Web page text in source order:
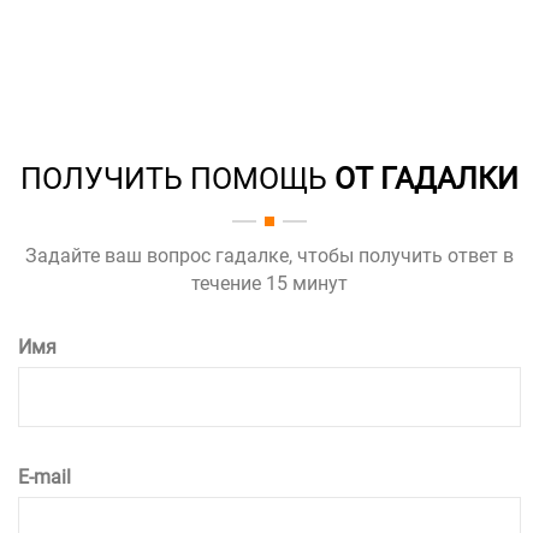
ПОЛУЧИТЬ ПОМОЩЬ ОТ ГАДАЛКИ
Задайте ваш вопрос гадалке, чтобы получить ответ в
течение 15 минут
Имя
E-mail